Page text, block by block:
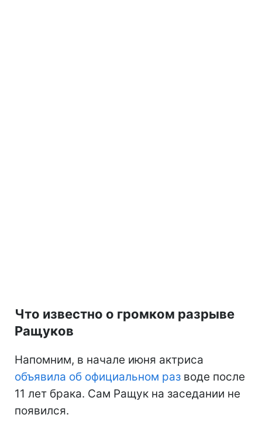
Что известно о громком разрыве
Ращуков
Напомним, в начале июня актриса
объявила об официальном раз воде после
11 лет брака. Сам Ращук на заседании не
появился.